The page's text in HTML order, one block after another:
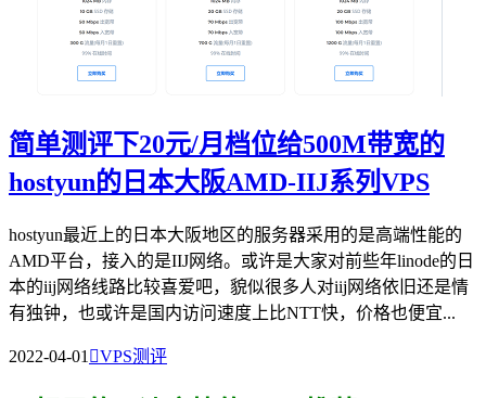
简单测评下20元/月档位给500M带宽的
hostyun的日本大阪AMD-IIJ系列VPS
hostyun最近上的日本大阪地区的服务器采用的是高端性能的
AMD平台，接入的是IIJ网络。或许是大家对前些年linode的日
本的iij网络线路比较喜爱吧，貌似很多人对iij网络依旧还是情
有独钟，也或许是国内访问速度上比NTT快，价格也便宜...
2022-04-01 VPS测评